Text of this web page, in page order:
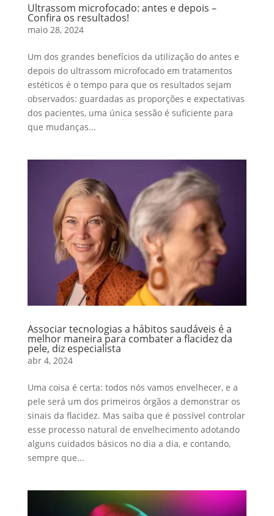
Ultrassom microfocado: antes e depois –
Confira os resultados!
maio 28, 2024
Um dos grandes benefícios da utilização do antes e
depois do ultrassom microfocado em tratamentos
estéticos é o tempo para que os resultados sejam
observados: guardadas as proporções e expectativas
dos pacientes, uma única sessão é suficiente para
que mudanças...
Associar tecnologias a hábitos saudáveis é a
melhor maneira para combater a flacidez da
pele, diz especialista
abr 4, 2024
Uma coisa é certa: todos nós vamos envelhecer, e a
pele será um dos primeiros órgãos a demonstrar os
sinais da flacidez. Mas saiba que é possível controlar
esse processo natural de envelhecimento adotando
alguns cuidados básicos no dia a dia, e contando,
sempre que...